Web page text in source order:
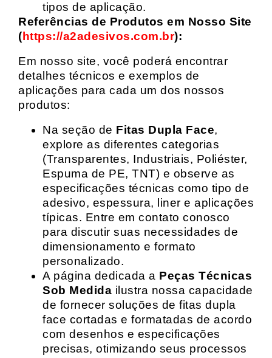
tipos de aplicação.
Referências de Produtos em Nosso Site
(https://a2adesivos.com.br):
Em nosso site, você poderá encontrar
detalhes técnicos e exemplos de
aplicações para cada um dos nossos
produtos:
Na seção de Fitas Dupla Face,
explore as diferentes categorias
(Transparentes, Industriais, Poliéster,
Espuma de PE, TNT) e observe as
especificações técnicas como tipo de
adesivo, espessura, liner e aplicações
típicas. Entre em contato conosco
para discutir suas necessidades de
dimensionamento e formato
personalizado.
A página dedicada a Peças Técnicas
Sob Medida ilustra nossa capacidade
de fornecer soluções de fitas dupla
face cortadas e formatadas de acordo
com desenhos e especificações
precisas, otimizando seus processos